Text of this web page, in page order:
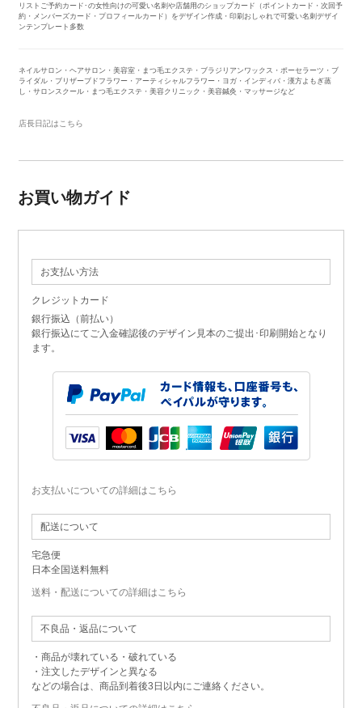
リストご予約カード･の女性向けの可愛い名刺や店舗用のショップカード（ポイントカード・次回予
約・メンバーズカード・プロフィールカード）をデザイン作成・印刷おしゃれで可愛い名刺デザイ
ンテンプレート多数
ネイルサロン・ヘアサロン・美容室・まつ毛エクステ・ブラジリアンワックス・ポーセラーツ・ブ
ライダル・ブリザーブドフラワー・アーティシャルフラワー・ヨガ・インディバ・漢方よもぎ蒸
し・サロンスクール・まつ毛エクステ・美容クリニック・美容鍼灸・マッサージなど
店長日記はこちら
お買い物ガイド
お支払い方法
クレジットカード
銀行振込（前払い）
銀行振込にてご入金確認後のデザイン見本のご提出･印刷開始となり
ます。
お支払いについての詳細はこちら
配送について
宅急便
日本全国送料無料
送料・配送についての詳細はこちら
不良品・返品について
・商品が壊れている・破れている
・注文したデザインと異なる
などの場合は、商品到着後3日以内にご連絡ください。